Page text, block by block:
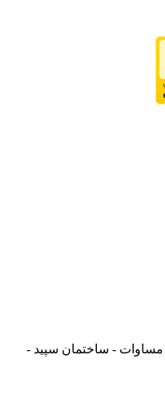
مساوات - ساختمان سپید -